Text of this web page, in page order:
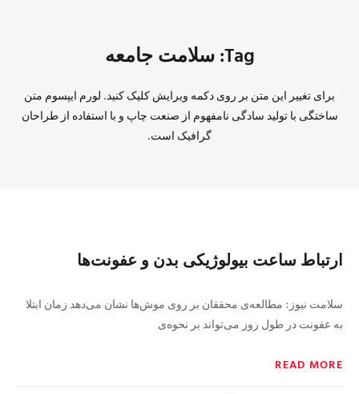
Tag: سلامت جامعه
برای تغییر این متن بر روی دکمه ویرایش کلیک کنید. لورم ایپسوم متن
ساختگی با تولید سادگی نامفهوم از صنعت چاپ و با استفاده از طراحان
گرافیک است.
ارتباط ساعت بیولوژیکی بدن و عفونت‌ها
سلامت نیوز: مطالعه‌ی محققان بر روی موش‌ها نشان می‌دهد زمان ابتلا
به عفونت در طول روز می‌تواند بر نحوه‌ی
READ MORE